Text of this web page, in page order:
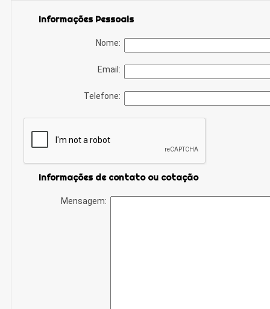
Informações Pessoais
Nome:
Email:
Telefone:
Informações de contato ou cotação
Mensagem: